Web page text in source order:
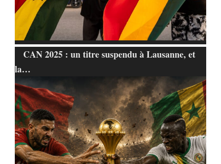
CAN 2025 : un titre suspendu à Lausanne, et
la…